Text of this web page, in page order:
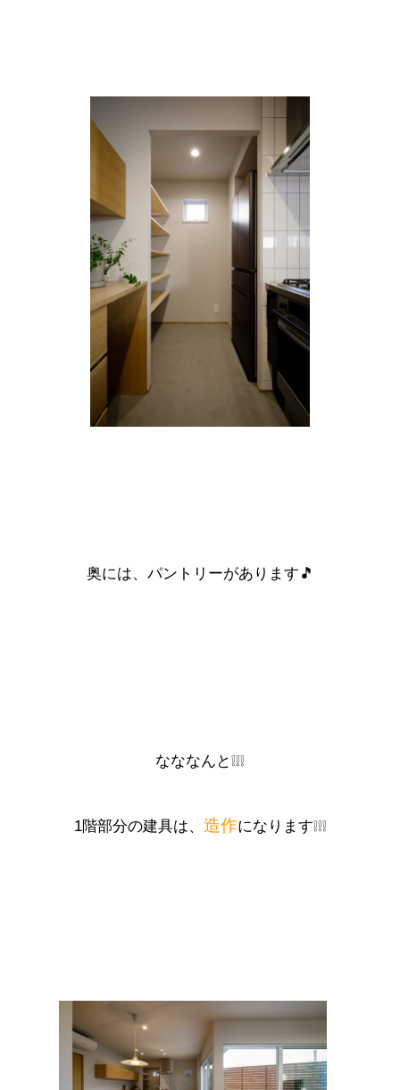
奥には、 パントリーがあります🎵
なななんと❕❕❕
1階部分の建具は、 造作になります❕❕❕